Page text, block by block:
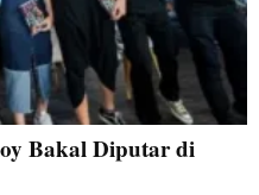
Bakal Diputar di